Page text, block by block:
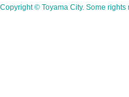
Copyright © Toyama City. Some rights